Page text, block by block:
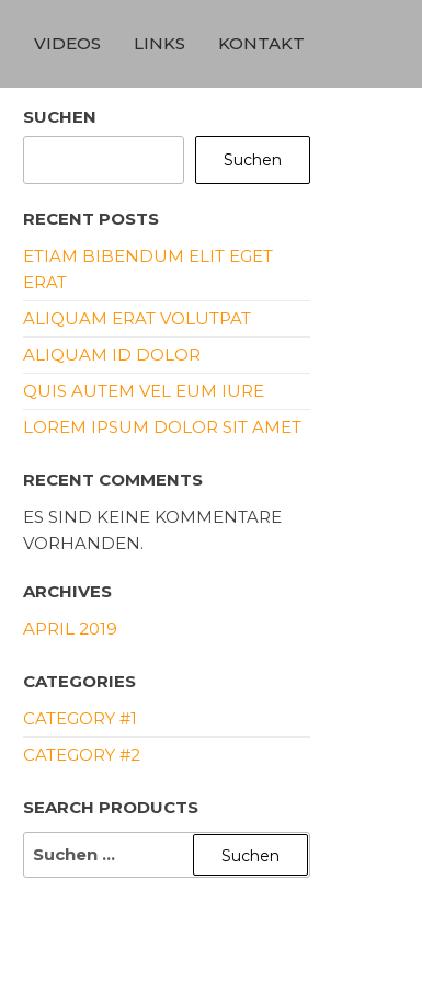
VIDEOS LINKS KONTAKT
SUCHEN
Suchen
RECENT POSTS
ETIAM BIBENDUM ELIT EGET
ERAT
ALIQUAM ERAT VOLUTPAT
ALIQUAM ID DOLOR
QUIS AUTEM VEL EUM IURE
LOREM IPSUM DOLOR SIT AMET
RECENT COMMENTS
ES SIND KEINE KOMMENTARE
VORHANDEN.
ARCHIVES
APRIL 2019
CATEGORIES
CATEGORY #1
CATEGORY #2
SEARCH PRODUCTS
SUCHE